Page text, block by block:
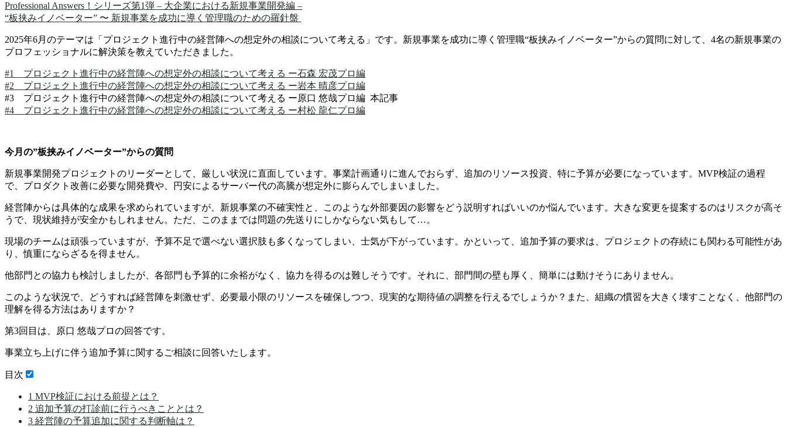
Professional Answers！シリーズ第1弾 – 大企業における新規事業開発編 –
“板挟みイノベーター” 〜 新規事業を成功に導く管理職のための羅針盤
2025年6月のテーマは「プロジェクト進行中の経営陣への想定外の相談について考える」です。新規事業を成功に導く管理職“板挟みイノベーター”からの質問に対して、4名の新規事業の
プロフェッショナルに解決策を教えていただきました。
#1 プロジェクト進行中の経営陣への想定外の相談について考える ー石森 宏茂プロ編
#2 プロジェクト進行中の経営陣への想定外の相談について考える ー岩本 晴彦プロ編
#3 プロジェクト進行中の経営陣への想定外の相談について考える ー原口 悠哉プロ編 本記事
#4 プロジェクト進行中の経営陣への想定外の相談について考える ー村松 龍仁プロ編
今月の”板挟みイノベーター”からの質問
新規事業開発プロジェクトのリーダーとして、厳しい状況に直面しています。事業計画通りに進んでおらず、追加のリソース投資、特に予算が必要になっています。MVP検証の過程
で、プロダクト改善に必要な開発費や、円安によるサーバー代の高騰が想定外に膨らんでしまいました。
経営陣からは具体的な成果を求められていますが、新規事業の不確実性と、このような外部要因の影響をどう説明すればいいのか悩んでいます。大きな変更を提案するのはリスクが高そ
うで、現状維持が安全かもしれません。ただ、このままでは問題の先送りにしかならない気もして…。
現場のチームは頑張っていますが、予算不足で選べない選択肢も多くなってしまい、士気が下がっています。かといって、追加予算の要求は、プロジェクトの存続にも関わる可能性があ
り、慎重にならざるを得ません。
他部門との協力も検討しましたが、各部門も予算的に余裕がなく、協力を得るのは難しそうです。それに、部門間の壁も厚く、簡単には動けそうにありません。
このような状況で、どうすれば経営陣を刺激せず、必要最小限のリソースを確保しつつ、現実的な期待値の調整を行えるでしょうか？また、組織の慣習を大きく壊すことなく、他部門の
理解を得る方法はありますか？
第3回目は、 原口 悠哉プロの回答です。
事業立ち上げに伴う追加予算に関するご相談に回答いたします。
目次
1 MVP検証における前提とは？
2 追加予算の打診前に行うべきこととは？
3 経営陣の予算追加に関する判断軸は？